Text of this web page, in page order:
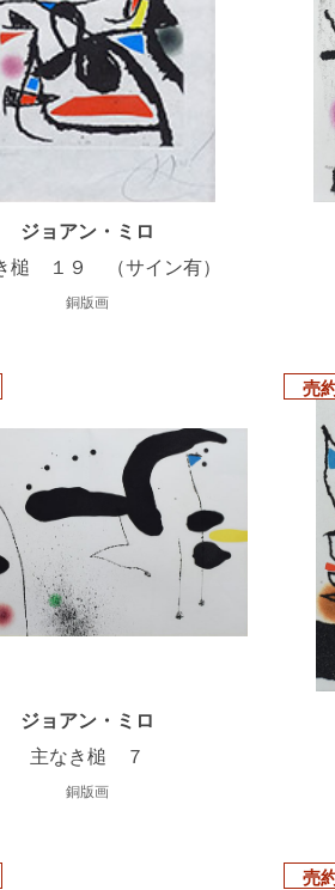
ジョアン・ミロ
槌 １９ （サイン有）
銅版画
ジョアン・ミロ
主なき槌 ７
銅版画
売
売